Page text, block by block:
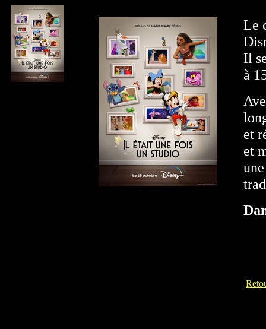
Le
Il
à
et
et